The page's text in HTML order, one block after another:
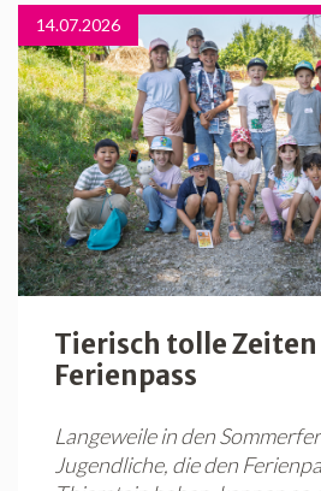
14.07.2026
Tierisch tolle
Ferienpass
Langeweile in den
Jugendliche, die den